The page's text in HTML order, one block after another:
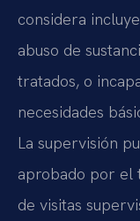
considera
abuso de
tratados, o
necesidades
La supervisión
aprobado por el
de visitas